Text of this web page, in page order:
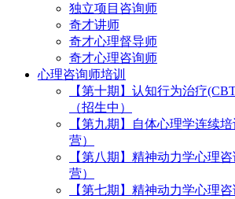
独立项目咨询师
奇才讲师
奇才心理督导师
奇才心理咨询师
心理咨询师培训
【第十期】认知行为治疗
（招生中）
【第九期】自体心理学连续
营）
【第八期】精神动力学心理
营）
【第七期】精神动力学心理